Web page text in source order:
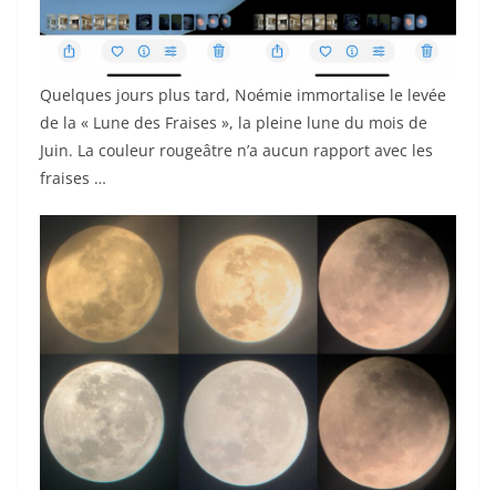
Quelques jours plus tard, Noémie immortalise le levée
de la « Lune des Fraises », la pleine lune du mois de
Juin. La couleur rougeâtre n’a aucun rapport avec les
fraises …